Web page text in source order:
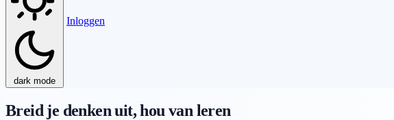
dark mode
Inloggen
Breid je denken uit, hou van leren